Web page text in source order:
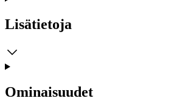
Lisätietoja
Ominaisuudet